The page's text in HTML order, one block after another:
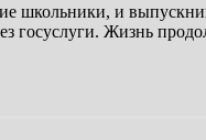
и
Жизнь